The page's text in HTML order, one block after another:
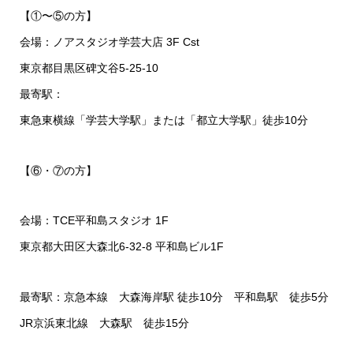
【①〜⑤の方】
会場：ノアスタジオ学芸大店 3F Cst
東京都目黒区碑文谷5-25-10
最寄駅：
東急東横線「学芸大学駅」または「都立大学駅」徒歩10分
【⑥・⑦の方】
会場：TCE平和島スタジオ 1F
東京都大田区大森北6-32-8 平和島ビル1F
最寄駅：京急本線 大森海岸駅 徒歩10分 平和島駅 徒歩5分
JR京浜東北線 大森駅 徒歩15分